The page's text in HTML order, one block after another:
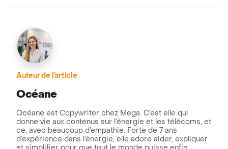
Auteur de l’article
Océane
Océane est Copywriter chez Mega. C’est elle qui
donne vie aux contenus sur l’énergie et les télécoms, et
ce, avec beaucoup d’empathie. Forte de 7 ans
d’expérience dans l’énergie, elle adore aider, expliquer